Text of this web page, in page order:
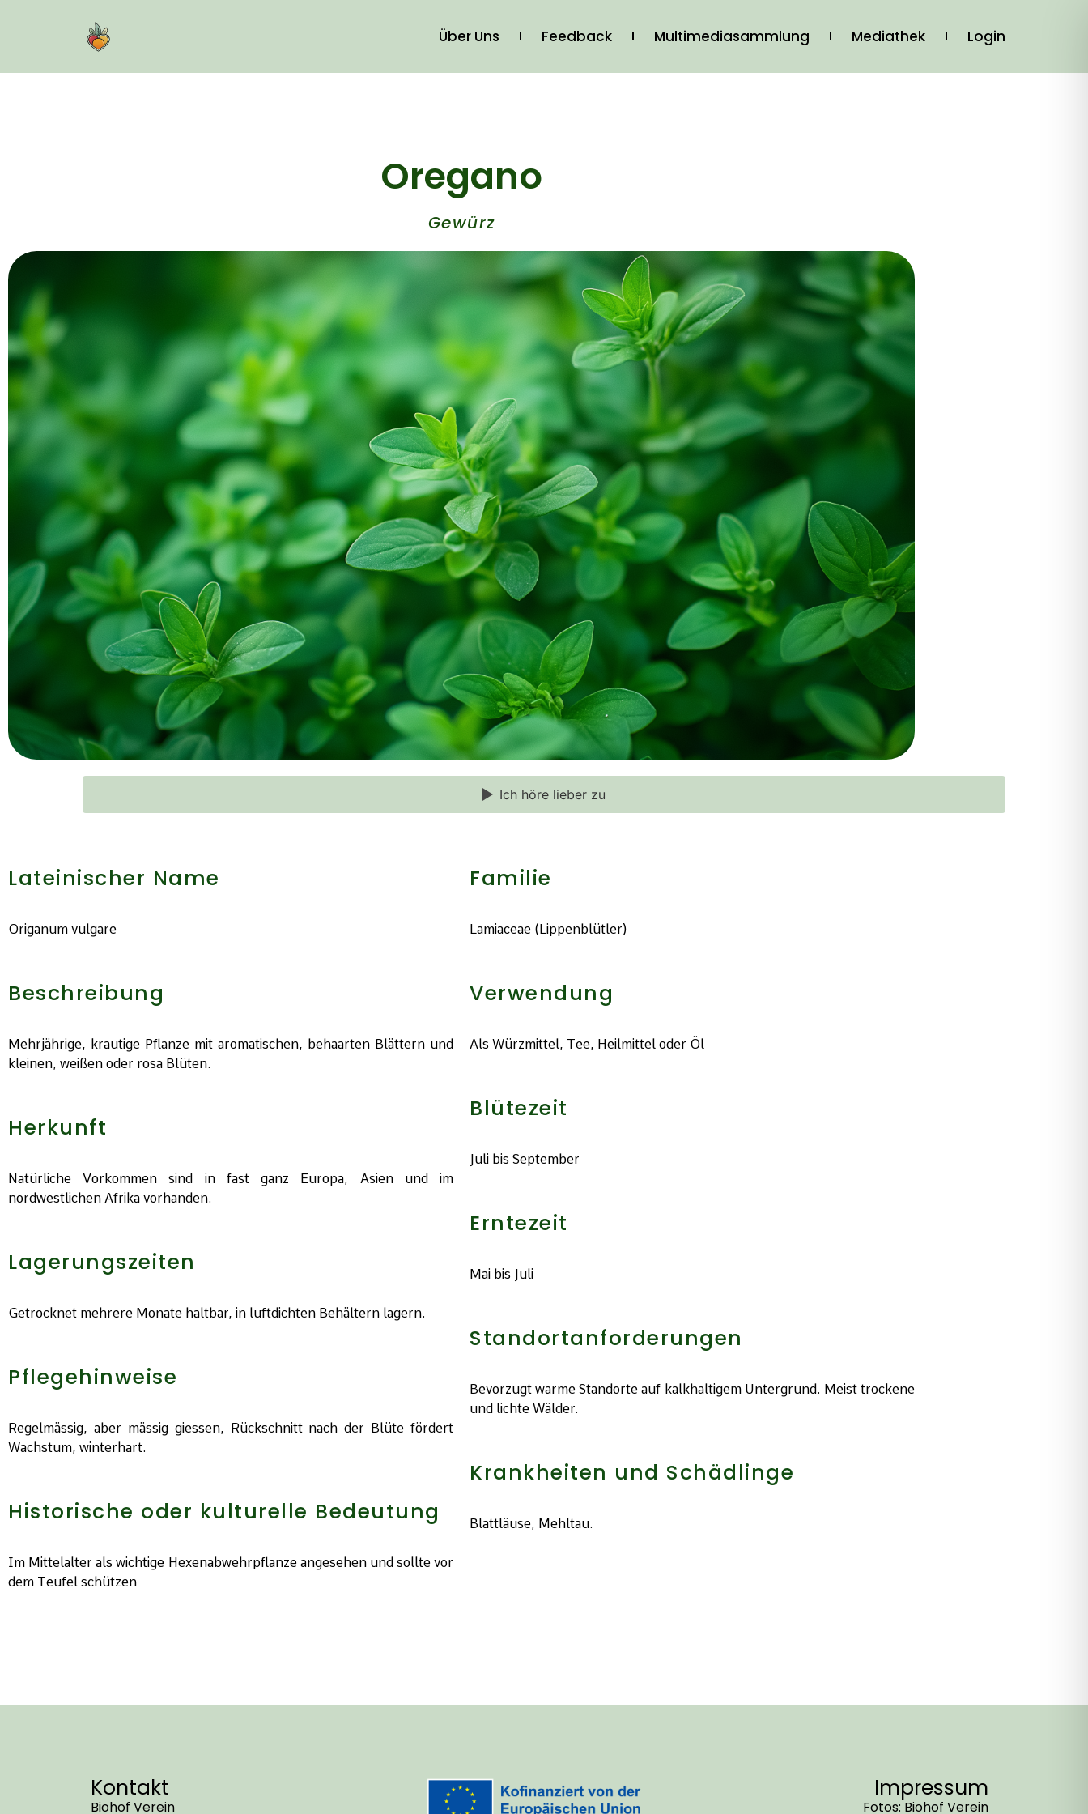
Über Uns Feedback Multimediasammlung Mediathek Login
Oregano
Gewürz
Ich höre lieber zu
Lateinischer Name
Origanum vulgare
Beschreibung
Mehrjährige, krautige Pflanze mit aromatischen, behaarten Blättern und
kleinen, weißen oder rosa Blüten.
Herkunft
Natürliche Vorkommen sind in fast ganz Europa, Asien und im
nordwestlichen Afrika vorhanden.
Lagerungszeiten
Getrocknet mehrere Monate haltbar, in luftdichten Behältern lagern.
Pflegehinweise
Regelmässig, aber mässig giessen, Rückschnitt nach der Blüte fördert
Wachstum, winterhart.
Historische oder kulturelle Bedeutung
Im Mittelalter als wichtige Hexenabwehrpflanze angesehen und sollte vor
dem Teufel schützen
Familie
Lamiaceae (Lippenblütler)
Verwendung
Als Würzmittel, Tee, Heilmittel oder Öl
Blütezeit
Juli bis September
Erntezeit
Mai bis Juli
Standortanforderungen
Bevorzugt warme Standorte auf kalkhaltigem Untergrund. Meist trockene
und lichte Wälder.
Krankheiten und Schädlinge
Blattläuse, Mehltau.
Kontakt
Biohof Verein
Impressum
Fotos: Biohof Verein